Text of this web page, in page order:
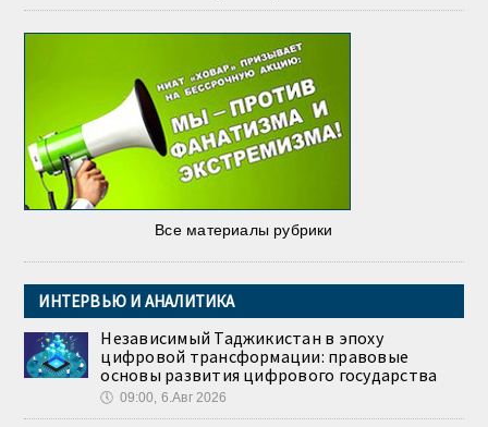
Все материалы рубрики
ИНТЕРВЬЮ И АНАЛИТИКА
Независимый Таджикистан в эпоху
цифровой трансформации: правовые
основы развития цифрового государства
🕔 09:00, 6.Авг 2026